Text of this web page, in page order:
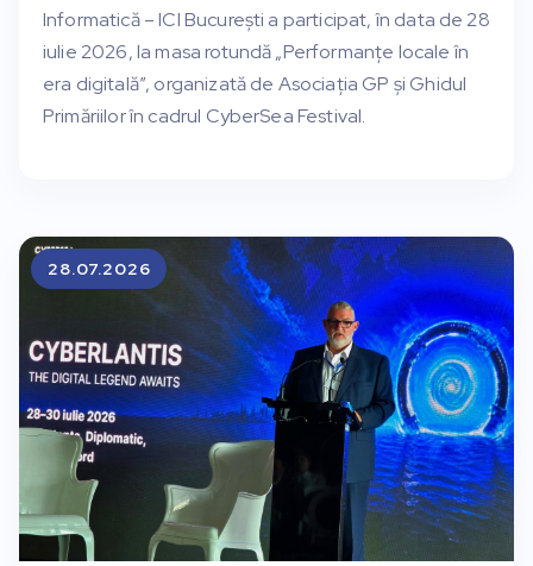
Informatică – ICI București a participat, în data de 28
iulie 2026, la masa rotundă „Performanțe locale în
era digitală”, organizată de Asociația GP și Ghidul
Primăriilor în cadrul CyberSea Festival.
28.07.2026